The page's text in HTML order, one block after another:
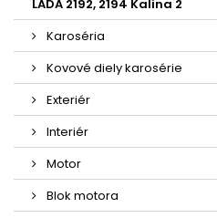
LADA 2192, 2194 Kalina 2
Karoséria
Kovové diely karosérie
Exteriér
Interiér
Motor
Blok motora